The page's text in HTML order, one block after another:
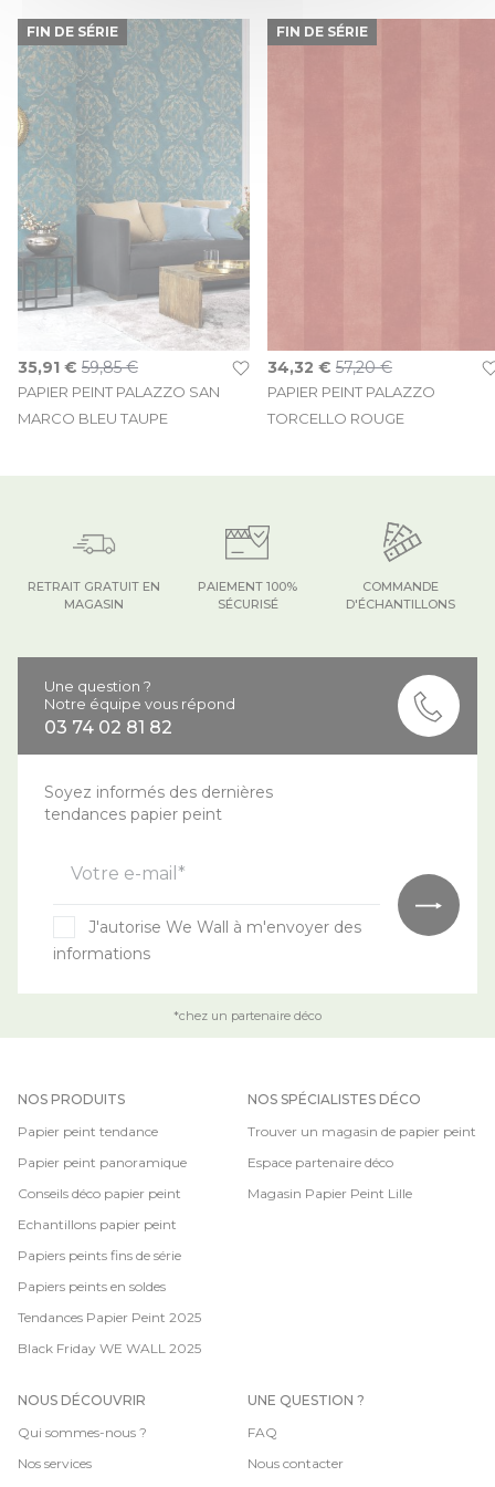
FIN DE SÉRIE
PAPIER PEINT PALAZZO SAN
MARCO BLEU TAUPE
Prix Spécial
35,91 € 59,85 €
FIN DE SÉRIE
PAPIER PEINT PALAZZO
TORCELLO ROUGE
Prix Spécial
34,32 € 57,20 €
COMMANDE
D'ÉCHANTILLONS
PAIEMENT 100%
SÉCURISÉ
RETRAIT GRATUIT EN
MAGASIN
Une question ?
Notre équipe vous répond
03 74 02 81 82
Soyez informés des dernières
tendances papier peint
Votre e-mail*
J'autorise We Wall à m'envoyer des
informations
*chez un partenaire déco
NOS PRODUITS
Papier peint tendance
Papier peint panoramique
Conseils déco papier peint
Echantillons papier peint
Papiers peints fins de série
Papiers peints en soldes
Tendances Papier Peint 2025
Black Friday WE WALL 2025
NOS SPÉCIALISTES DÉCO
Trouver un magasin de papier peint
Espace partenaire déco
Magasin Papier Peint Lille
NOUS DÉCOUVRIR
Qui sommes-nous ?
Nos services
UNE QUESTION ?
FAQ
Nous contacter